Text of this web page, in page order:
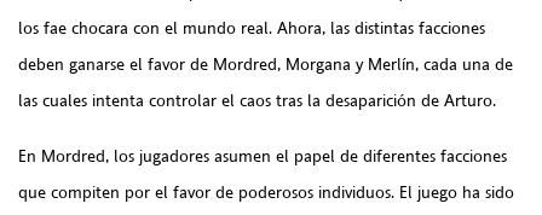
los fae chocara con el mundo real. Ahora, las distintas facciones
deben ganarse el favor de Mordred, Morgana y Merlín, cada una de
las cuales intenta controlar el caos tras la desaparición de Arturo.
En Mordred, los jugadores asumen el papel de diferentes facciones
que compiten por el favor de poderosos individuos. El juego ha sido